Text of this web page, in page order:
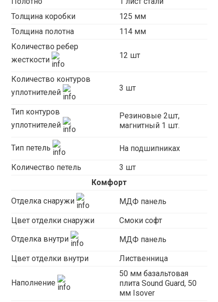
Толщина коробки
125 мм
Толщина полотна
114 мм
Количество ребер
жесткости
12 шт
Количество контуров
уплотнителей
3 шт
Тип контуров
уплотнителей
Резиновые 2шт,
магнитный 1 шт.
Тип петель На подшипниках
Количество петель
3 шт
Комфорт
Отделка снаружи МДФ панель
Цвет отделки снаружи Смоки софт
Отделка внутри МДФ панель
Цвет отделки внутри Лиственница
Наполнение
50 мм базальтовая
плита Sound Guard, 50
мм Isover